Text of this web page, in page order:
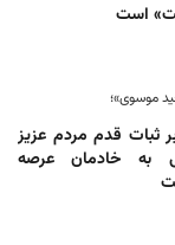
است
موسوی»؛
ثبات‌ قدم مردم عزیز
به خادمان عرصه